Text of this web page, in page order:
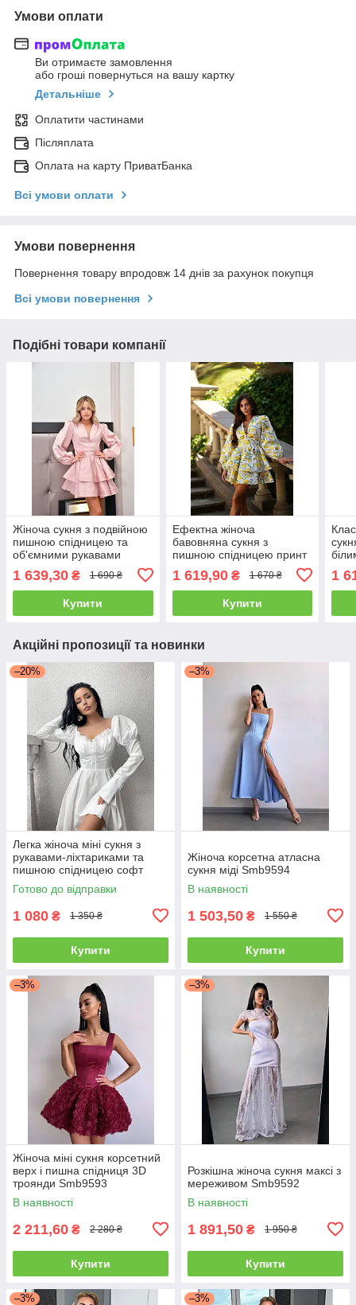
Умови оплати
Ви отримаєте замовлення
або гроші повернуться на вашу картку
Детальніше
Оплатити частинами
Післяплата
Оплата на карту ПриватБанка
Всі умови оплати
Умови повернення
Повернення товару впродовж 14 днів за рахунок покупця
Всі умови повернення
Подібні товари компанії
Жіноча сукня з подвійною
пишною спідницею та
об'ємними рукавами
1 639,30 ₴ 1 690 ₴
Купити
Ефектна жіноча
бавовняна сукня з
пишною спідницею принт
1 619,90₴ 1 670 ₴
Купити
1
Акційні пропозиції та новинки
–20%
Легка жіноча міні сукня з
рукавами-ліхтариками та
пишною спідницею софт
Sms8406
Готово до відправки
1 080 ₴ 1 350 ₴
Купити
–3%
Жіноча корсетна атласна
сукня міді Smb9594
В наявності
1 503,50 ₴ 1 550 ₴
Купити
–3%
Жіноча міні сукня корсетний
верх і пишна спідниця 3D
троянди Smb9593
В наявності
2 211,60 ₴ 2 280 ₴
Купити
–3%
Розкішна жіноча сукня максі з
мереживом Smb9592
В наявності
1 891,50 ₴ 1 950 ₴
Купити
–3% –3%